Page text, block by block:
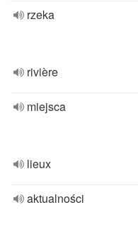
rzeka
rivière
miejsca
lieux
aktualności